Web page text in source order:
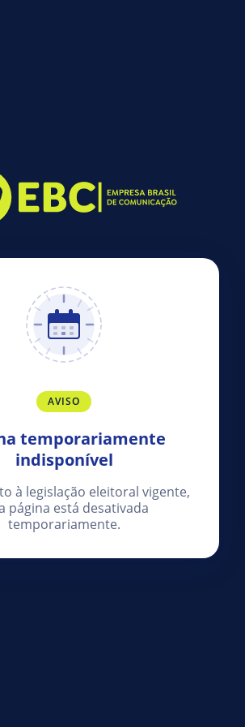
AVISO
temporariamente
indisponível
à legislação eleitoral vigente,
página está desativada
temporariamente.